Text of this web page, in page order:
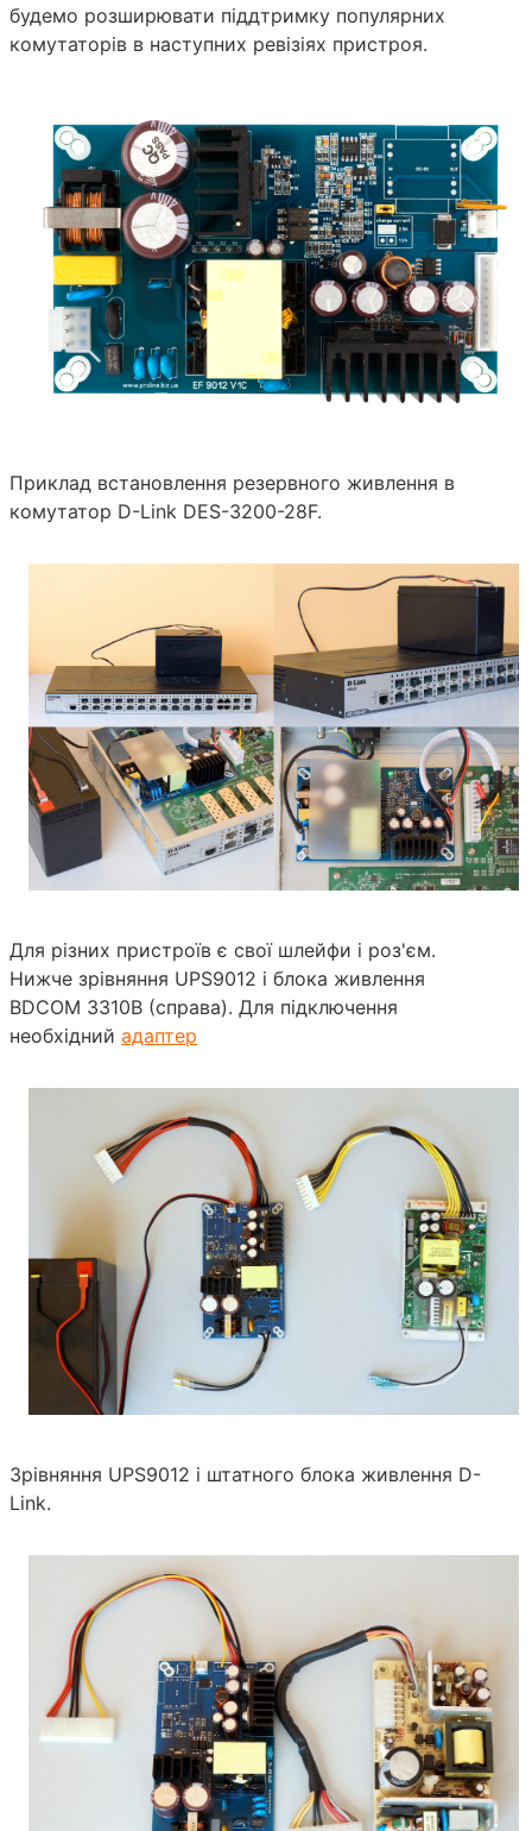
будемо розширювати піддтримку популярних
комутаторів в наступних ревізіях пристроя.
Приклад встановлення резервного живлення в
комутатор D-Link DES-3200-28F.
Для різних пристроїв є свої шлейфи і роз'єм.
Нижче зрівняння UPS9012 і блока живлення
BDCOM 3310B (справа). Для підключення
необхідний адаптер
Зрівняння UPS9012 і штатного блока живлення D-
Link.